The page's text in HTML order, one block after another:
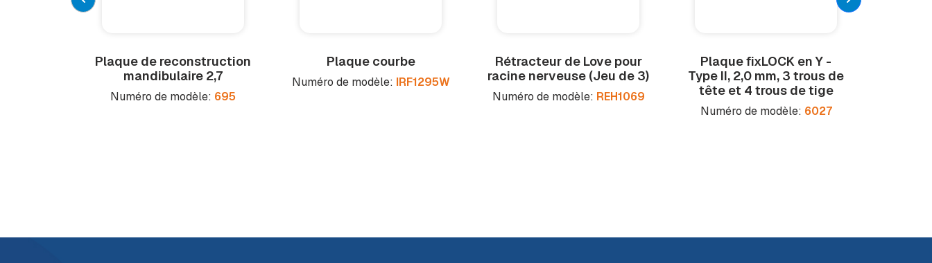
Plaque de reconstruction
mandibulaire 2,7
Numéro de modèle: 695
Plaque courbe
Numéro de modèle: IRF1295W
Rétracteur de Love pour
racine nerveuse (Jeu de 3)
Numéro de modèle: REH1069
Plaque fixLOCK en Y -
Type II, 2,0 mm, 3 trous de
tête et 4 trous de tige
Numéro de modèle: 6027